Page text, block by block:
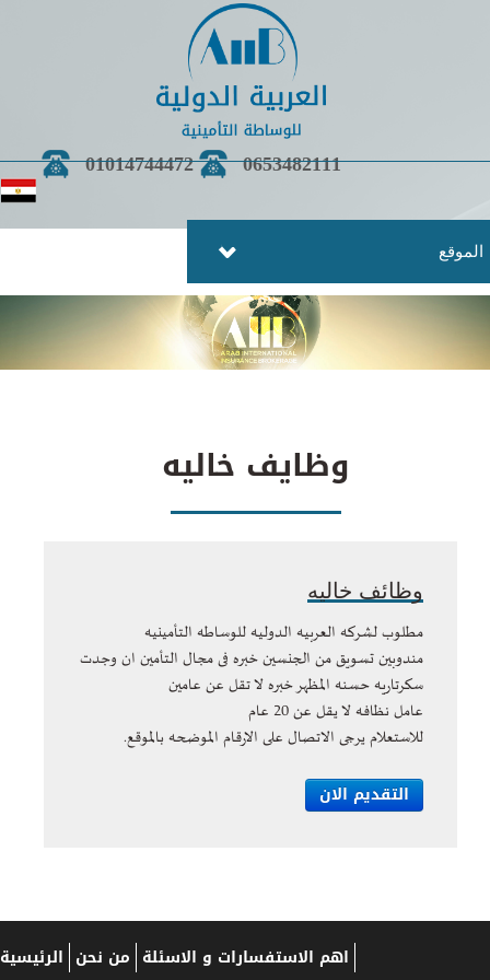
0653482111
01014744472
وظايف خاليه
وظائف خاليه
مطلوب لشركه العربيه الدوليه للوساطه التأمينيه
مندوبين تسويق من الجنسين خبره فى مجال التأمين ان وجدت
سكرتاريه حسنه المظهر خبره لا تقل عن عامين
عامل نظافه لا يقل عن 20 عام
للاستعلام يرجى الاتصال على الارقام الموضحه بالموقع.
التقديم الان
الرئيسية من نحن اهم الاستفسارات و الاسئلة